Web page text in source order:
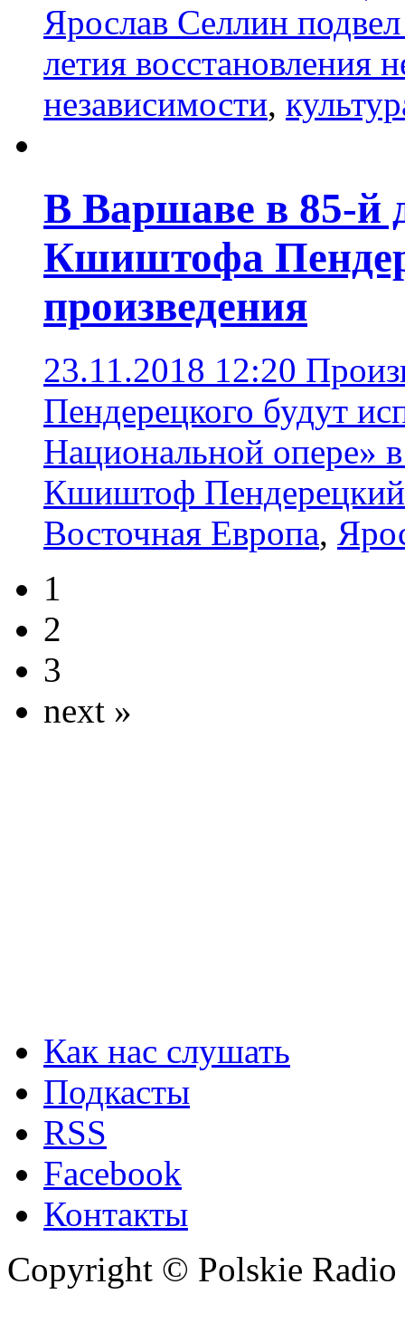
Ярослав Селлин
летия восстановления
независимости,
В Варшаве в 85-й
Кшиштофа
произведения
23.11.2018 12:20
Пендерецкого будут
Национальной опере»
Кшиштоф Пендерецкий
Восточная Европа,
1
2
3
next »
Как нас слушать
Подкасты
RSS
Facebook
Контакты
Copyright © Polskie